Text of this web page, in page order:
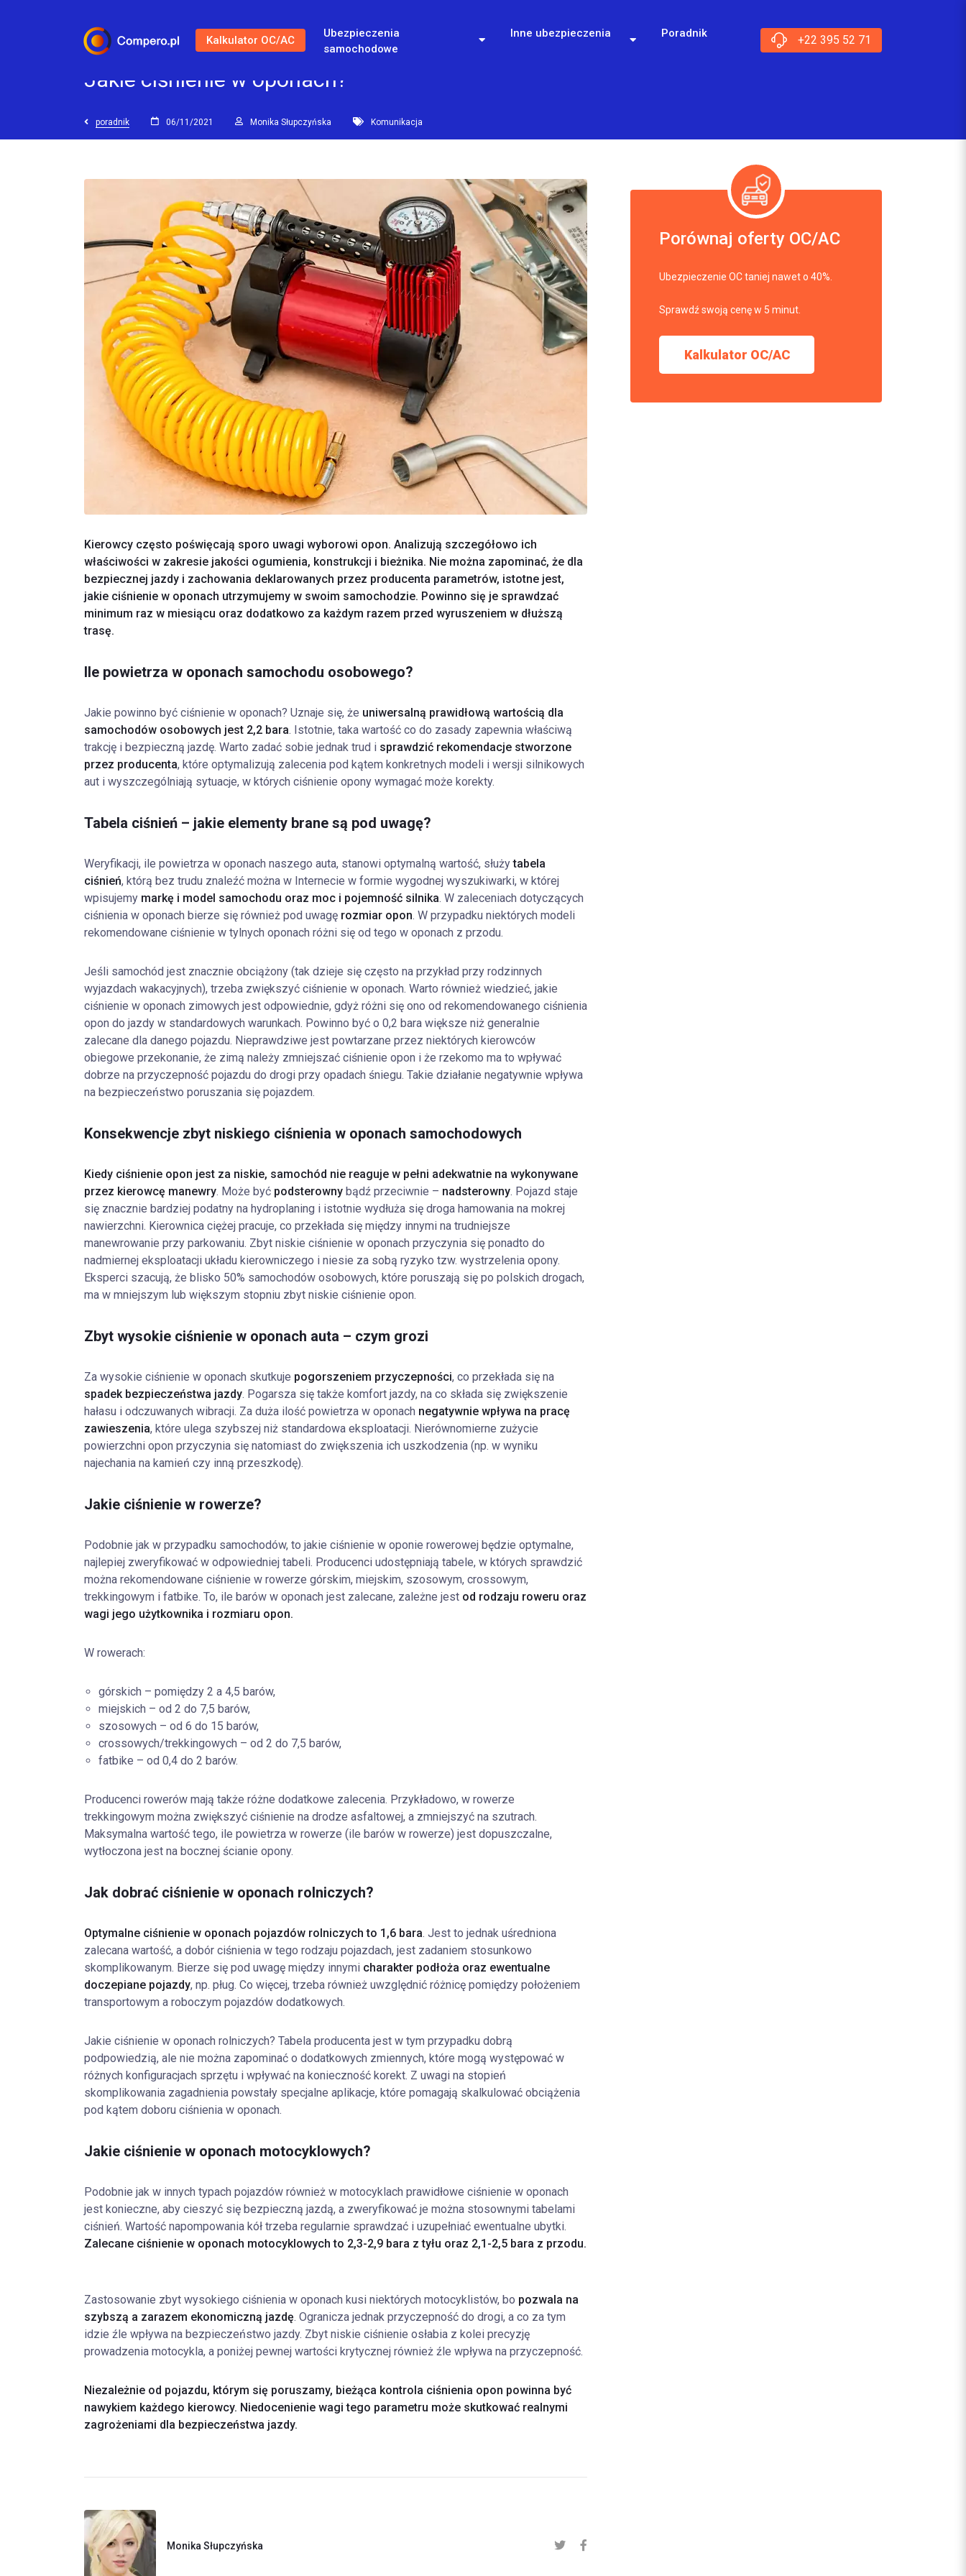
Kalkulator OC/AC
Ubezpieczenia
samochodowe
Inne ubezpieczenia Poradnik +22 395 52 71
Jakie ciśnienie w oponach?
poradnik 06/11/2021 Monika Słupczyńska Komunikacja
Kierowcy często poświęcają sporo uwagi wyborowi opon. Analizują szczegółowo ich
właściwości w zakresie jakości ogumienia, konstrukcji i bieżnika. Nie można zapominać, że dla
bezpiecznej jazdy i zachowania deklarowanych przez producenta parametrów, istotne jest,
jakie ciśnienie w oponach utrzymujemy w swoim samochodzie. Powinno się je sprawdzać
minimum raz w miesiącu oraz dodatkowo za każdym razem przed wyruszeniem w dłuższą
trasę.
Ile powietrza w oponach samochodu osobowego?
Jakie powinno być ciśnienie w oponach? Uznaje się, że uniwersalną prawidłową wartością dla
samochodów osobowych jest 2,2 bara. Istotnie, taka wartość co do zasady zapewnia właściwą
trakcję i bezpieczną jazdę. Warto zadać sobie jednak trud i sprawdzić rekomendacje stworzone
przez producenta, które optymalizują zalecenia pod kątem konkretnych modeli i wersji silnikowych
aut i wyszczególniają sytuacje, w których ciśnienie opony wymagać może korekty.
Tabela ciśnień – jakie elementy brane są pod uwagę?
Weryfikacji, ile powietrza w oponach naszego auta, stanowi optymalną wartość, służytabela
ciśnień, którą bez trudu znaleźć można w Internecie w formie wygodnej wyszukiwarki, w której
wpisujemy markę i model samochodu oraz moc i pojemność silnika. W zaleceniach dotyczących
ciśnienia w oponach bierze się również pod uwagę rozmiar opon. W przypadku niektórych modeli
rekomendowane ciśnienie w tylnych oponach różni się od tego w oponach z przodu.
Jeśli samochód jest znacznie obciążony (tak dzieje się często na przykład przy rodzinnych
wyjazdach wakacyjnych), trzeba zwiększyć ciśnienie w oponach. Warto również wiedzieć, jakie
ciśnienie w oponach zimowych jest odpowiednie, gdyż różni się ono od rekomendowanego ciśnienia
opon do jazdy w standardowych warunkach. Powinno być o 0,2 bara większe niż generalnie
zalecane dla danego pojazdu. Nieprawdziwe jest powtarzane przez niektórych kierowców
obiegowe przekonanie, że zimą należy zmniejszać ciśnienie opon i że rzekomo ma to wpływać
dobrze na przyczepność pojazdu do drogi przy opadach śniegu. Takie działanie negatywnie wpływa
na bezpieczeństwo poruszania się pojazdem.
Konsekwencje zbyt niskiego ciśnienia w oponach samochodowych
Kiedy ciśnienie opon jest za niskie, samochód nie reaguje w pełni adekwatnie na wykonywane
przez kierowcę manewry. Może być podsterowny bądź przeciwnie – nadsterowny. Pojazd staje
się znacznie bardziej podatny na hydroplaning i istotnie wydłuża się droga hamowania na mokrej
nawierzchni. Kierownica ciężej pracuje, co przekłada się między innymi na trudniejsze
manewrowanie przy parkowaniu. Zbyt niskie ciśnienie w oponach przyczynia się ponadto do
nadmiernej eksploatacji układu kierowniczego i niesie za sobą ryzyko tzw. wystrzelenia opony.
Eksperci szacują, że blisko 50% samochodów osobowych, które poruszają się po polskich drogach,
ma w mniejszym lub większym stopniu zbyt niskie ciśnienie opon.
Zbyt wysokie ciśnienie w oponach auta – czym grozi
Za wysokie ciśnienie w oponach skutkuje pogorszeniem przyczepności, co przekłada się na
spadek bezpieczeństwa jazdy. Pogarsza się także komfort jazdy, na co składa się zwiększenie
hałasu i odczuwanych wibracji. Za duża ilość powietrza w oponach negatywnie wpływa na pracę
zawieszenia, które ulega szybszej niż standardowa eksploatacji. Nierównomierne zużycie
powierzchni opon przyczynia się natomiast do zwiększenia ich uszkodzenia (np. w wyniku
najechania na kamień czy inną przeszkodę).
Jakie ciśnienie w rowerze?
Podobnie jak w przypadku samochodów, to jakie ciśnienie w oponie rowerowej będzie optymalne,
najlepiej zweryfikować w odpowiedniej tabeli. Producenci udostępniają tabele, w których sprawdzić
można rekomendowane ciśnienie w rowerze górskim, miejskim, szosowym, crossowym,
trekkingowym i fatbike. To, ile barów w oponach jest zalecane, zależne jest od rodzaju roweru oraz
wagi jego użytkownika i rozmiaru opon.
W rowerach:
górskich – pomiędzy 2 a 4,5 barów,
miejskich – od 2 do 7,5 barów,
szosowych – od 6 do 15 barów,
crossowych/trekkingowych – od 2 do 7,5 barów,
fatbike – od 0,4 do 2 barów.
Producenci rowerów mają także różne dodatkowe zalecenia. Przykładowo, w rowerze
trekkingowym można zwiększyć ciśnienie na drodze asfaltowej, a zmniejszyć na szutrach.
Maksymalna wartość tego, ile powietrza w rowerze (ile barów w rowerze) jest dopuszczalne,
wytłoczona jest na bocznej ścianie opony.
Jak dobrać ciśnienie w oponach rolniczych?
Optymalne ciśnienie w oponach pojazdów rolniczych to 1,6 bara. Jest to jednak uśredniona
zalecana wartość, a dobór ciśnienia w tego rodzaju pojazdach, jest zadaniem stosunkowo
skomplikowanym. Bierze się pod uwagę między innymi charakter podłoża oraz ewentualne
doczepiane pojazdy, np. pług. Co więcej, trzeba również uwzględnić różnicę pomiędzy położeniem
transportowym a roboczym pojazdów dodatkowych.
Jakie ciśnienie w oponach rolniczych? Tabela producenta jest w tym przypadku dobrą
podpowiedzią, ale nie można zapominać o dodatkowych zmiennych, które mogą występować w
różnych konfiguracjach sprzętu i wpływać na konieczność korekt. Z uwagi na stopień
skomplikowania zagadnienia powstały specjalne aplikacje, które pomagają skalkulować obciążenia
pod kątem doboru ciśnienia w oponach.
Jakie ciśnienie w oponach motocyklowych?
Podobnie jak w innych typach pojazdów również w motocyklach prawidłowe ciśnienie w oponach
jest konieczne, aby cieszyć się bezpieczną jazdą, a zweryfikować je można stosownymi tabelami
ciśnień. Wartość napompowania kół trzeba regularnie sprawdzać i uzupełniać ewentualne ubytki.
Zalecane ciśnienie w oponach motocyklowych to 2,3-2,9 bara z tyłu oraz 2,1-2,5 bara z przodu.
Zastosowanie zbyt wysokiego ciśnienia w oponach kusi niektórych motocyklistów, bo pozwala na
szybszą a zarazem ekonomiczną jazdę. Ogranicza jednak przyczepność do drogi, a co za tym
idzie źle wpływa na bezpieczeństwo jazdy. Zbyt niskie ciśnienie osłabia z kolei precyzję
prowadzenia motocykla, a poniżej pewnej wartości krytycznej również źle wpływa na przyczepność.
Niezależnie od pojazdu, którym się poruszamy, bieżąca kontrola ciśnienia opon powinna być
nawykiem każdego kierowcy. Niedocenienie wagi tego parametru może skutkować realnymi
zagrożeniami dla bezpieczeństwa jazdy.
Monika Słupczyńska
Porównaj oferty OC/AC
Ubezpieczenie OC taniej nawet o 40%.
Sprawdź swoją cenę w 5 minut.
Kalkulator OC/AC